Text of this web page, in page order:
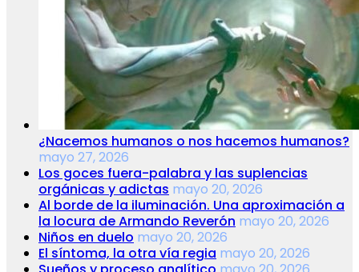
¿Nacemos humanos o nos hacemos humanos?
mayo 27, 2026
Los goces fuera-palabra y las suplencias
orgánicas y adictas mayo 20, 2026
Al borde de la iluminación. Una aproximación a
la locura de Armando Reverón mayo 20, 2026
Niños en duelo mayo 20, 2026
El síntoma, la otra vía regia mayo 20, 2026